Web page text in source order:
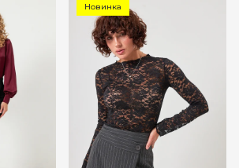
Новинка